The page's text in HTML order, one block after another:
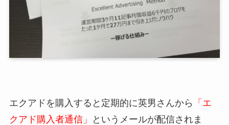
エクアドを購入すると定期的に英男さんから
「エ
クアド購入者通信」
というメールが配信されま